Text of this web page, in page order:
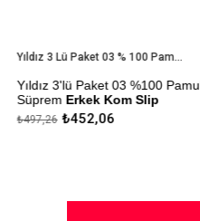
Yıldız 3 Lü Paket 03 % 100 Pamuk Süprem Erkek Kom Slip
Yıldız 3'lü Paket 03 %100 Pamuk
SüpremErkek Kom Slip
Çekmezlik Sanfor Testi
₺452,06
₺497,26